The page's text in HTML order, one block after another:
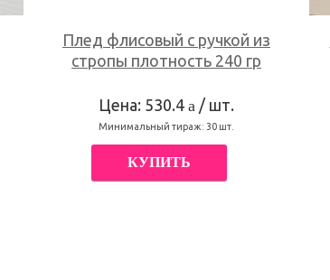
Плед флисовый с ручкой из
стропы плотность 240 гр
Цена: 530.4 a / шт.
Минимальный тираж: 30 шт.
КУПИТЬ